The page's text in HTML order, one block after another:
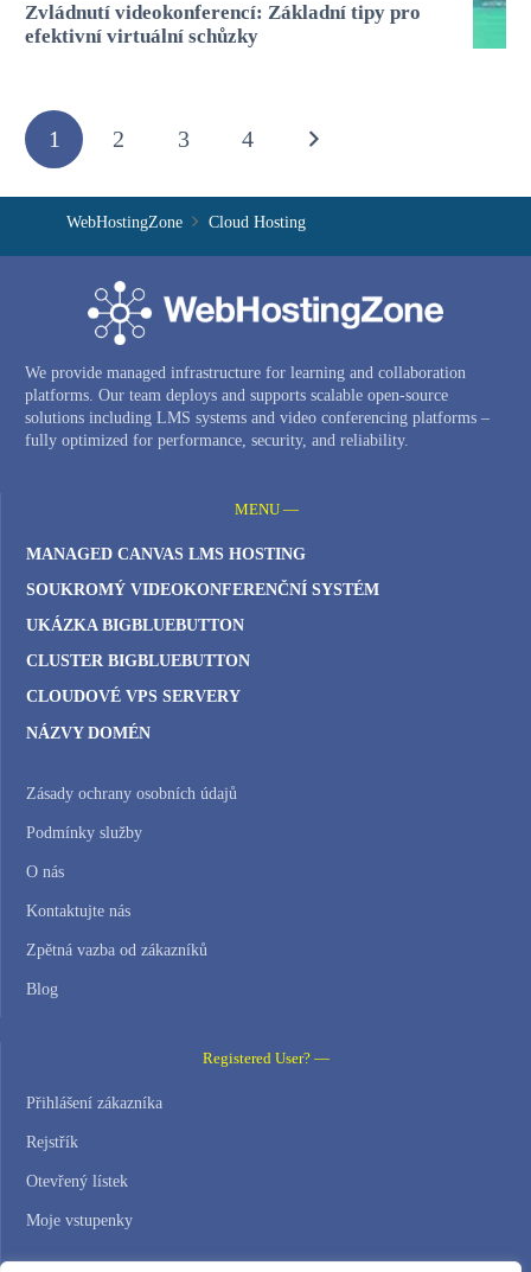
Zvládnutí videokonferencí: Základní tipy pro
efektivní virtuální schůzky
1 2 3 4
WebHostingZone Cloud Hosting
We provide managed infrastructure for learning and collaboration
platforms. Our team deploys and supports scalable open-source
solutions including LMS systems and video conferencing platforms –
fully optimized for performance, security, and reliability.
MENU —
MANAGED CANVAS LMS HOSTING
SOUKROMÝ VIDEOKONFERENČNÍ SYSTÉM
UKÁZKA BIGBLUEBUTTON
CLUSTER BIGBLUEBUTTON
CLOUDOVÉ VPS SERVERY
NÁZVY DOMÉN
Zásady ochrany osobních údajů
Podmínky služby
O nás
Kontaktujte nás
Zpětná vazba od zákazníků
Blog
Registered User? —
Přihlášení zákazníka
Rejstřík
Otevřený lístek
Moje vstupenky